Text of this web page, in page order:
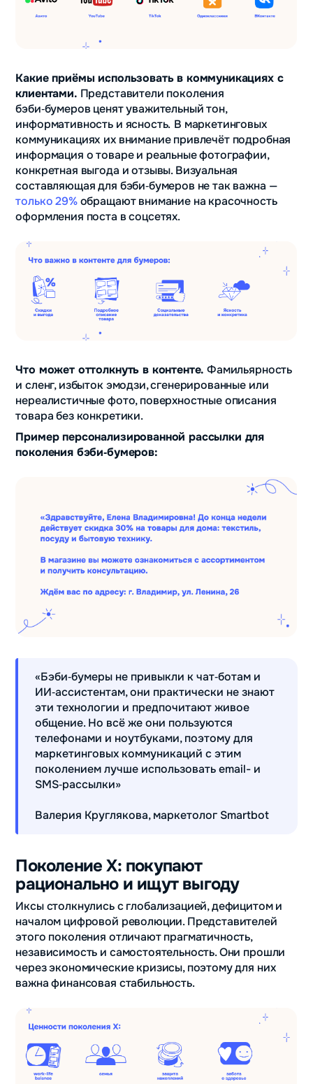
Какие приёмы использовать в коммуникациях с
клиентами. Представители поколения
бэби‑бумеров ценят уважительный тон,
информативность и ясность. В маркетинговых
коммуникациях их внимание привлечёт подробная
информация о товаре и реальные фотографии,
конкретная выгода и отзывы. Визуальная
составляющая для бэби‑бумеров не так важна —
только 29%обращают внимание на красочность
оформления поста в соцсетях.
Что может оттолкнуть в контенте. Фамильярность
и сленг, избыток эмодзи, сгенерированные или
нереалистичные фото, поверхностные описания
товара без конкретики.
Пример персонализированной рассылки для
поколения бэби‑бумеров:
«Бэби‑бумеры не привыкли к чат‑ботам и
ИИ‑ассистентам, они практически не знают
эти технологии и предпочитают живое
общение. Но всё же они пользуются
телефонами и ноутбуками, поэтому для
маркетинговых коммуникаций с этим
поколением лучше использовать email- и
SMS‑рассылки»
Валерия Круглякова, маркетолог Smartbot
Поколение X: покупают
рационально и ищут выгоду
Иксы столкнулись с глобализацией, дефицитом и
началом цифровой революции. Представителей
этого поколения отличают прагматичность,
независимость и самостоятельность. Они прошли
через экономические кризисы, поэтому для них
важна финансовая стабильность.